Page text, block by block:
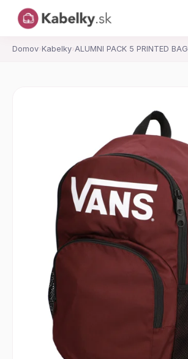
Domov› Kabelky›ALUMNI PACK 5 PRINTED BAG